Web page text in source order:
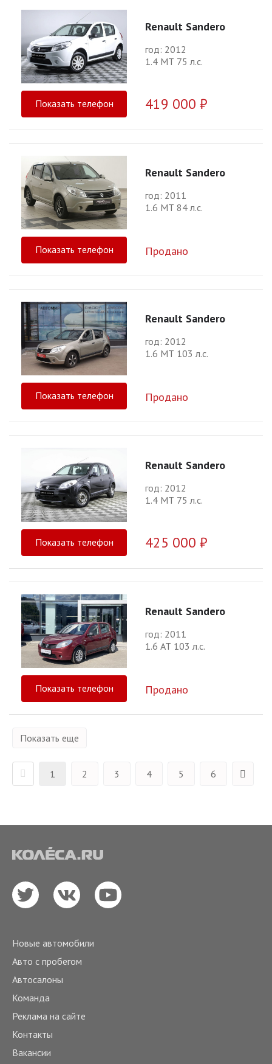
Renault Sandero
год: 2012
1.4 МТ 75 л.с.
Показать телефон 419 000 ₽
Renault Sandero
год: 2011
1.6 МТ 84 л.с.
Показать телефон Продано
Renault Sandero
год: 2012
1.6 МТ 103 л.с.
Показать телефон Продано
Renault Sandero
год: 2012
1.4 МТ 75 л.с.
Показать телефон 425 000 ₽
Renault Sandero
год: 2011
1.6 АТ 103 л.с.
Показать телефон Продано
Показать еще
1 2 3 4 5 6
Новые автомобили
Авто с пробегом
Автосалоны
Команда
Реклама на сайте
Контакты
Вакансии